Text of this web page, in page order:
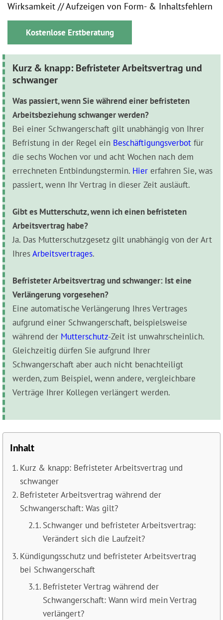
Wirksamkeit // Aufzeigen von Form- & Inhaltsfehlern
Kostenlose Erstberatung
Kurz & knapp: Befristeter Arbeitsvertrag und
schwanger
Was passiert, wenn Sie während einer befristeten
Arbeitsbeziehung schwanger werden?
Bei einer Schwangerschaft gilt unabhängig von Ihrer
Befristung in der Regel ein Beschäftigungsverbot für
die sechs Wochen vor und acht Wochen nach dem
errechneten Entbindungstermin. Hier erfahren Sie, was
passiert, wenn Ihr Vertrag in dieser Zeit ausläuft.
Gibt es Mutterschutz, wenn ich einen befristeten
Arbeitsvertrag habe?
Ja. Das Mutterschutzgesetz gilt unabhängig von der Art
IhresArbeitsvertrages.
Befristeter Arbeitsvertrag und schwanger: Ist eine
Verlängerung vorgesehen?
Eine automatische Verlängerung Ihres Vertrages
aufgrund einer Schwangerschaft, beispielsweise
während der Mutterschutz-Zeit ist unwahrscheinlich.
Gleichzeitig dürfen Sie aufgrund Ihrer
Schwangerschaft aber auch nicht benachteiligt
werden, zum Beispiel, wenn andere, vergleichbare
Verträge Ihrer Kollegen verlängert werden.
Inhalt
Kurz & knapp: Befristeter Arbeitsvertrag und
schwanger
Befristeter Arbeitsvertrag während der
Schwangerschaft: Was gilt?
Schwanger und befristeter Arbeitsvertrag:
Verändert sich die Laufzeit?
Kündigungsschutz und befristeter Arbeitsvertrag
bei Schwangerschaft
Befristeter Vertrag während der
Schwangerschaft: Wann wird mein Vertrag
verlängert?